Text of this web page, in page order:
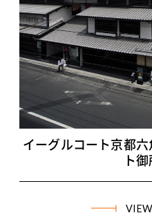
イーグルコート京都
ト